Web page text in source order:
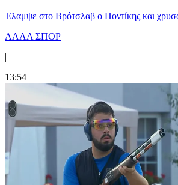
Έλαμψε στο Βρότσλαβ ο Ποντίκης και
ΑΛΛΑ ΣΠΟΡ
|
13:54